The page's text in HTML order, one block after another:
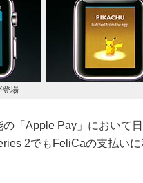
登場
「Apple Pay」において日
2でもFeliCaの支払い